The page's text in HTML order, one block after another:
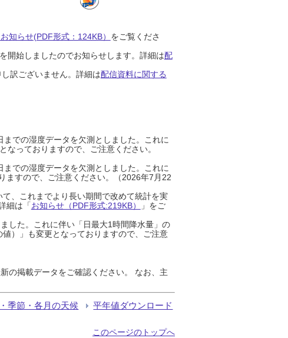
知らせ(PDF形式：124KB） をご覧くださ
開始しましたのでお知らせします。詳細は配
訳ございません。詳細は配信資料に関する
での湿度データを欠測としました。これに
っておりますので、ご注意ください。
での湿度データを欠測としました。これに
ますので、ご注意ください。（2026年7月22
、これまでより長い期間で改めて統計を実
細は「お知らせ（PDF形式:219KB）
」をご
した。これに伴い「日最大1時間降水量」の
）」も変更となっておりますので、ご注意
の掲載データをご確認ください。 なお、主
季節・各月の天候 平年値ダウンロード
このページのトップへ